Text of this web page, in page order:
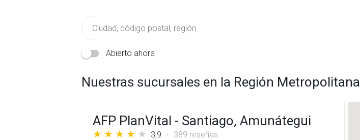
Abierto ahora
Nuestras sucursales en la Región Metropolitana
AFP PlanVital - Santiago, Amunátegui
3,9
389 reseñas